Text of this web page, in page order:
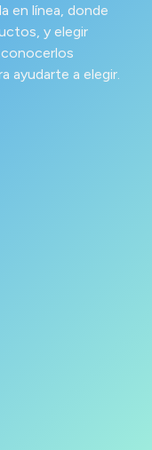
en línea, donde
y elegir
ayudarte a elegir.